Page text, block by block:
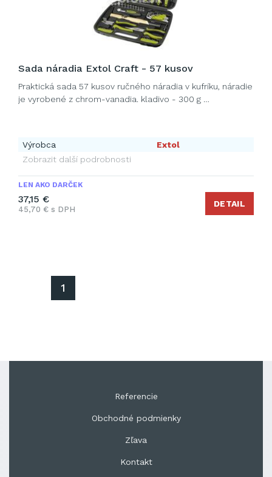
Sada náradia Extol Craft - 57 kusov
Praktická sada 57 kusov ručného náradia v kufríku, náradie
je vyrobené z chrom-vanadia. kladivo - 300 g …
Výrobca
Extol
Zobrazit další podrobnosti
LEN AKO DARČEK
37,15 €
45,70 € s DPH
DETAIL
1
Referencie
Obchodné podmienky
Zľava
Kontakt